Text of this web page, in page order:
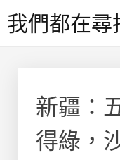
to我們都在尋
新疆：
得綠，